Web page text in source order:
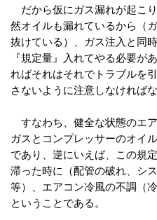
だから仮にガス漏れが起こ
然オイルも漏れているから（
抜けている）、ガス注入と同
『規定量』入れてやる必要が
ればそれはそれでトラブルを
さないように注意しなければな
すなわち、健全な状態のエ
ガスとコンプレッサーのオイ
であり、逆にいえば、この規
滞った時に（配管の破れ、シ
等）、エアコン冷風の不調（
ということである。